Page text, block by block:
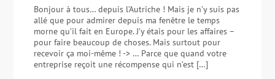
Bonjour à tous… depuis l’Autriche ! Mais je n’y suis pas
allé que pour admirer depuis ma fenêtre le temps
morne qu’il fait en Europe. J’y étais pour les affaires –
pour faire beaucoup de choses. Mais surtout pour
recevoir ça moi-même ! -> … Parce que quand votre
entreprise reçoit une récompense qui n’est […]